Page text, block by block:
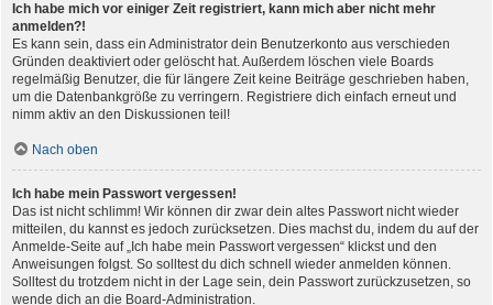
Ich habe mich vor einiger Zeit registriert, kann mich aber nicht mehr
anmelden?!
Es kann sein, dass ein Administrator dein Benutzerkonto aus verschieden
Gründen deaktiviert oder gelöscht hat. Außerdem löschen viele Boards
regelmäßig Benutzer, die für längere Zeit keine Beiträge geschrieben haben,
um die Datenbankgröße zu verringern. Registriere dich einfach erneut und
nimm aktiv an den Diskussionen teil!
Nach oben
Ich habe mein Passwort vergessen!
Das ist nicht schlimm! Wir können dir zwar dein altes Passwort nicht wieder
mitteilen, du kannst es jedoch zurücksetzen. Dies machst du, indem du auf der
Anmelde-Seite auf „Ich habe mein Passwort vergessen“ klickst und den
Anweisungen folgst. So solltest du dich schnell wieder anmelden können.
Solltest du trotzdem nicht in der Lage sein, dein Passwort zurückzusetzen, so
wende dich an die Board-Administration.